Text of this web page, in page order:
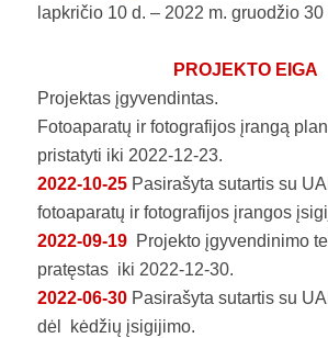
lapkričio 10 d. – 2022 m. gruodžio 30
PROJEKTO EIGA
Projektas įgyvendintas.
Fotoaparatų ir fotografijos įrangą
pristatyti iki 2022-12-23.
2022-10-25Pasirašyta sutartis su
fotoaparatų ir fotografijos įrangos
2022-09-19Projekto įgyvendinimo
pratęstas iki 2022-12-30.
2022-06-30Pasirašyta sutartis su
dėl kėdžių įsigijimo.